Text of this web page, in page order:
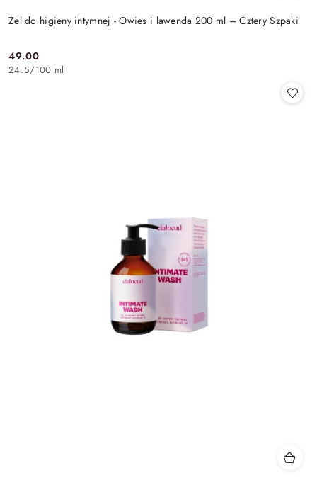
Żel do higieny intymnej - Owies i lawenda 200 ml – Cztery Szpaki
Cena:
49.00
24.5/100 ml